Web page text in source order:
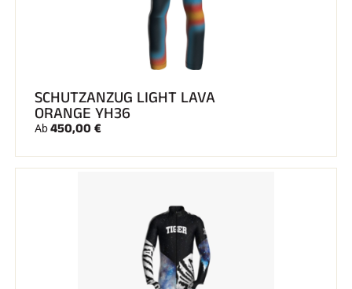
SCHUTZANZUG LIGHT LAVA
ORANGE YH36
Ab450,00 €